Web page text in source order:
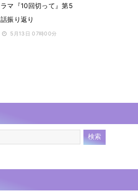
ラマ『10回切って』第5
話振り返り
5月13日 07時00分